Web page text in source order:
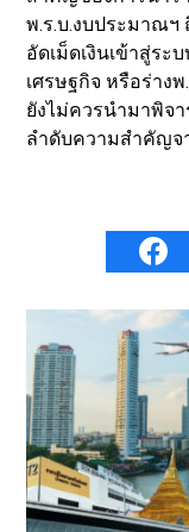
พ.ร.บ.งบประมาณฯ
อัดเม็ดเงินเข้าสู่ระ
เศรษฐกิจ หรือร่าง
ยังไม่ควรนำมาพิจ
ลำดับความสำคัญจ